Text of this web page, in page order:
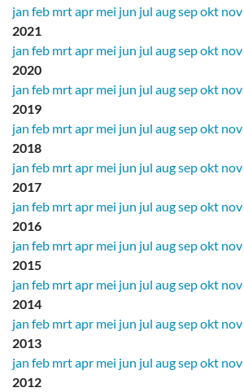
jan feb mrtapr mei jun jul augsepokt nov
2021
jan feb mrtapr mei jun jul augsepokt nov
2020
jan feb mrtapr mei jun jul augsepokt nov
2019
jan feb mrtapr mei jun jul augsepokt nov
2018
jan feb mrtapr mei jun jul augsepokt nov
2017
jan feb mrtapr mei jun jul augsepokt nov
2016
jan feb mrtapr mei jun jul augsepokt nov
2015
jan feb mrtapr mei jun jul augsepokt nov
2014
jan feb mrtapr mei jun jul augsepokt nov
2013
jan feb mrtapr mei jun jul augsepokt nov
2012